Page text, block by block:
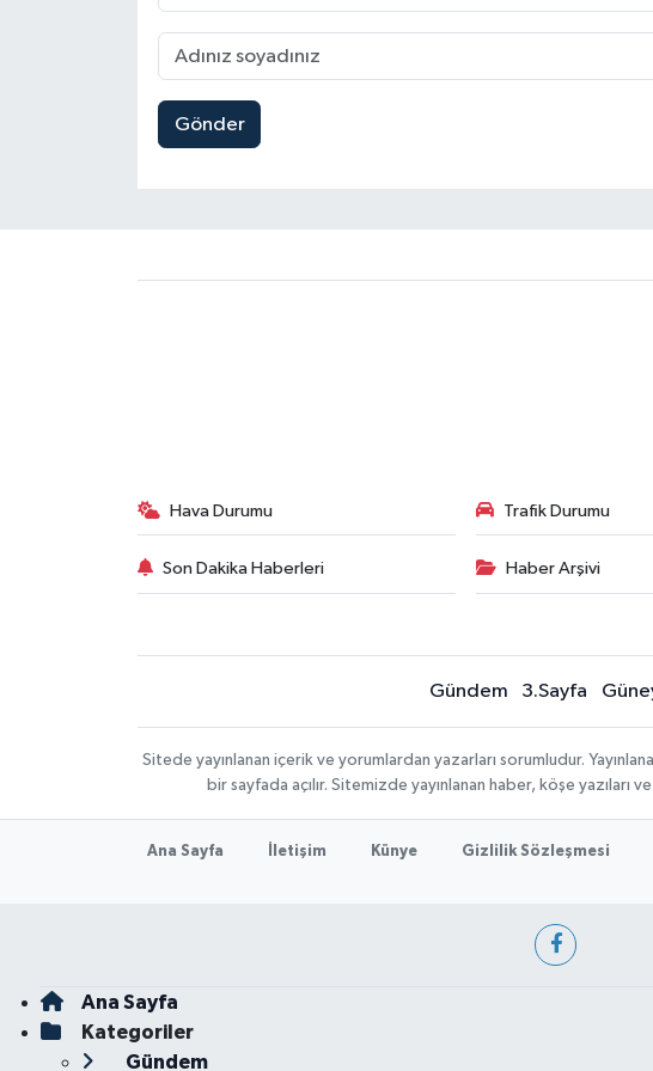
Gönder
Hava Durumu Trafik Durumu
Son Dakika Haberleri Haber Arşivi
Gündem 3.Sayfa
Sitede yayınlanan içerik ve yorumlardan yazarları sorumludur.
bir sayfada açılır. Sitemizde yayınlanan haber, köşe
Ana Sayfa İletişim Künye Gizlilik Sözleşmesi
Ana Sayfa
Kategoriler
Gündem